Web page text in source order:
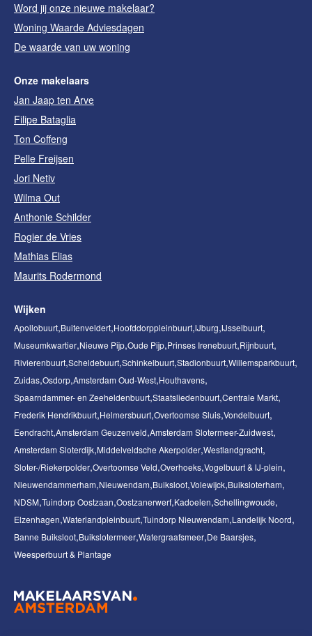
Word jij onze nieuwe makelaar?
Woning Waarde Adviesdagen
De waarde van uw woning
Onze makelaars
Jan Jaap ten Arve
Filipe Bataglia
Ton Coffeng
Pelle Freijsen
Jori Netiv
Wilma Out
Anthonie Schilder
Rogier de Vries
Mathias Elias
Maurits Rodermond
Wijken
Apollobuurt Buitenveldert Hoofddorppleinbuurt IJburg IJsselbuurt
Museumkwartier Nieuwe Pijp Oude Pijp Prinses Irenebuurt Rijnbuurt
Rivierenbuurt Scheldebuurt Schinkelbuurt Stadionbuurt Willemsparkbuurt
Zuidas Osdorp Amsterdam Oud-West Houthavens
Spaarndammer- en Zeeheldenbuurt Staatsliedenbuurt Centrale Markt
Frederik Hendrikbuurt Helmersbuurt Overtoomse Sluis Vondelbuurt
Eendracht Amsterdam Geuzenveld Amsterdam Slotermeer-Zuidwest
Amsterdam Sloterdijk Middelveldsche Akerpolder Westlandgracht
Sloter-/Riekerpolder Overtoomse Veld Overhoeks Vogelbuurt & IJ-plein
Nieuwendammerham Nieuwendam Buiksloot Volewijck Buiksloterham
NDSM Tuindorp Oostzaan Oostzanerwerf Kadoelen Schellingwoude
Elzenhagen Waterlandpleinbuurt Tuindorp Nieuwendam Landelijk Noord
Banne Buiksloot Buikslotermeer Watergraafsmeer De Baarsjes
Weesperbuurt & Plantage